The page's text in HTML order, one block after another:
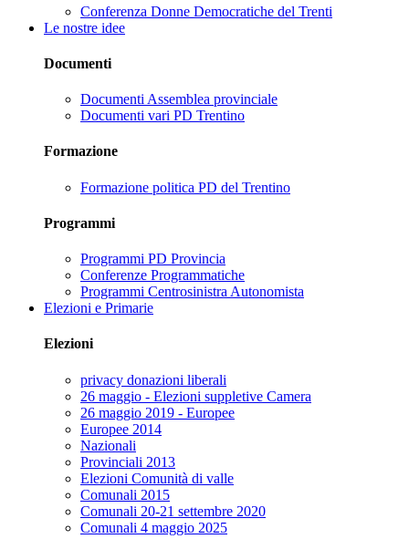
Conferenza Donne Democratiche del Trenti
Le nostre idee
Documenti
Documenti Assemblea provinciale
Documenti vari PD Trentino
Formazione
Formazione politica PD del Trentino
Programmi
Programmi PD Provincia
Conferenze Programmatiche
Programmi Centrosinistra Autonomista
Elezioni e Primarie
Elezioni
privacy donazioni liberali
26 maggio - Elezioni suppletive Camera
26 maggio 2019 - Europee
Europee 2014
Nazionali
Provinciali 2013
Elezioni Comunità di valle
Comunali 2015
Comunali 20-21 settembre 2020
Comunali 4 maggio 2025